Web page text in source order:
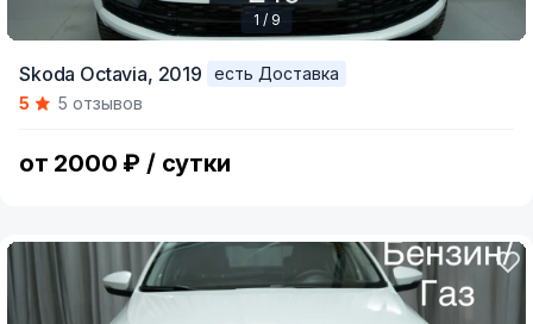
of
1 / 9
Skoda Octavia, 2019
есть Доставка
5
5 отзывов
от 2000 ₽ / сутки